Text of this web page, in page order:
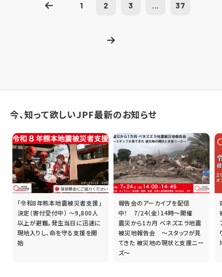
1 2 3 ... 37
今、知って欲しいJPF最新のお知らせ
「令和8年熊本地震被災者支援」
決定（寄付受付中） ～9,800人
以上が避難。発生当日に迅速に
現地入りし、命を守る支援を開
始
報告会のアーカイブを配信
中！ 7/24（金）14時～開催
震災から1カ月 ベネズエラ地震
被災地報告会 ～スタッフが見
てきた 被災地の現状と支援ニー
ズ～